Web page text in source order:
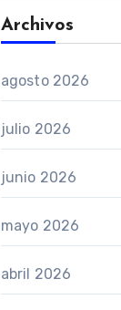
Archivos
agosto 2026
julio 2026
junio 2026
mayo 2026
abril 2026